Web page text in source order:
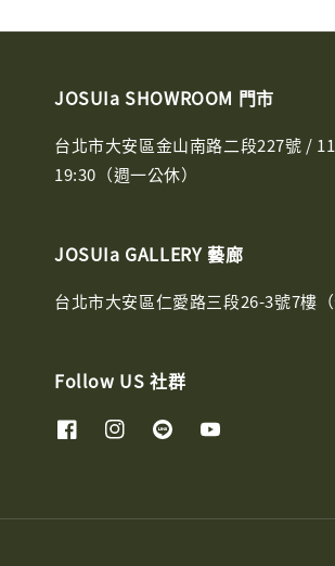
JOSUIa SHOWROOM 門市
台北市大安區金山南路二段227號 /
19:30（週一公休）
JOSUIa GALLERY 藝廊
台北市大安區仁愛路三段26-3號7樓（
Follow US 社群